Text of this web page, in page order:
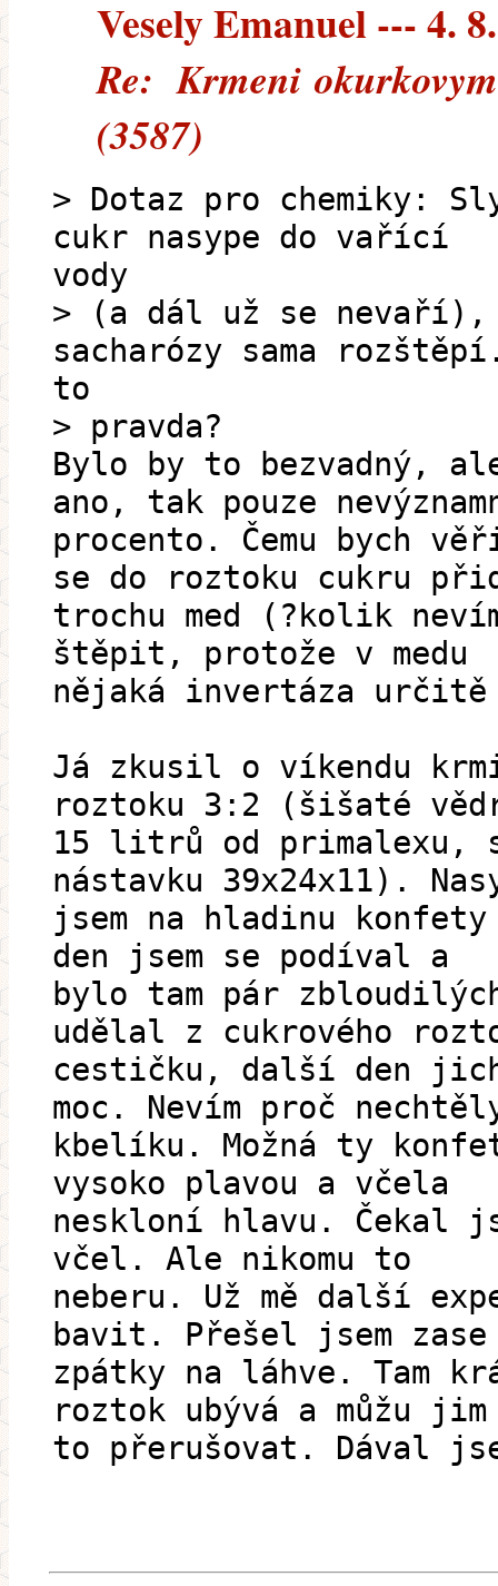
Vesely Emanuel --- 4.
Re: Krmeni
(3587)
> Dotaz pro chemiky:
cukr nasype do vařící
vody
> (a dál už se nevaří),
sacharózy sama
to
> pravda?
Bylo by to bezvadný,
ano, tak pouze
procento. Čemu bych
se do roztoku cukru
trochu med (?kolik
štěpit, protože v medu
nějaká invertáza určitě
Já zkusil o víkendu
roztoku 3:2 (šišaté
15 litrů od primalexu,
nástavku 39x24x11).
jsem na hladinu
den jsem se podíval a
bylo tam pár
udělal z cukrového
cestičku, další den
moc. Nevím proč
kbelíku. Možná ty
vysoko plavou a včela
neskloní hlavu. Čekal
včel. Ale nikomu to
neberu. Už mě další
bavit. Přešel jsem zase
zpátky na láhve. Tam
roztok ubývá a můžu jim
to přerušovat. Dával